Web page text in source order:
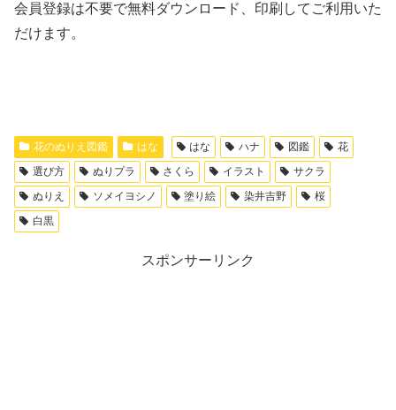
会員登録は不要で無料ダウンロード、印刷してご利用いた
だけます。
花のぬりえ図鑑 はな はな ハナ 図鑑
花
選び方
ぬりプラ さくら イラスト
サクラ
ぬりえ
ソメイヨシノ 塗り絵 染井吉野
桜
白黒
スポンサーリンク